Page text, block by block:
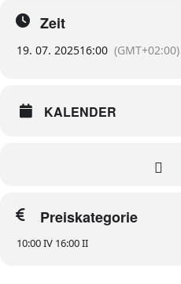
Zeit
19. 07. 202516:00 (GMT+02:00)
KALENDER
Preiskategorie
10:00 IV 16:00 II